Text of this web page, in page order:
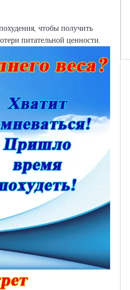
чтобы получить
питательной ценности.